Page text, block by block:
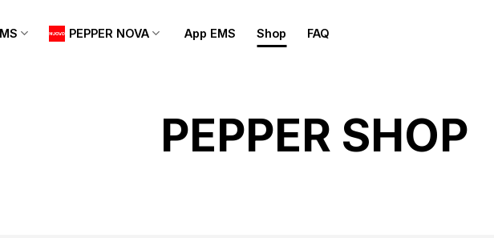
PEPPER NOVA App EMS Shop FAQ
PEPPER SHOP